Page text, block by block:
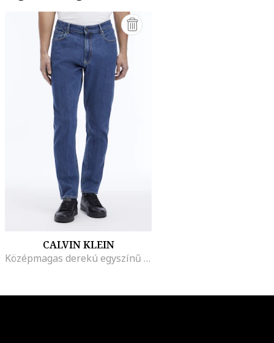
CALVIN KLEIN
Középmagas derekú egyszínű farmernadrág, Sötétkék